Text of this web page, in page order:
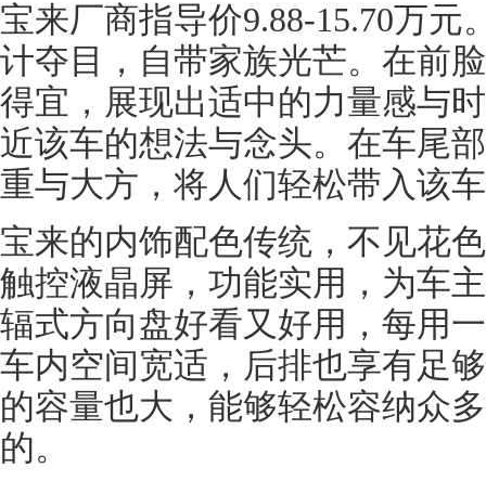
宝来厂商指导价9.88-15.70万
计夺目，自带家族光芒。在前
得宜，展现出适中的力量感与
近该车的想法与念头。在车尾
重与大方，将人们轻松带入该
宝来的内饰配色传统，不见花
触控液晶屏，功能实用，为车
辐式方向盘好看又好用，每用
车内空间宽适，后排也享有足
的容量也大，能够轻松容纳众
的。